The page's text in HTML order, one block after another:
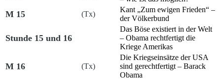
M 15 (Tx)
Kant „Zum ewigen Frieden“ –
der Völkerbund
Stunde 15 und 16
Das Böse existiert in der Welt
– Obama rechtfertigt die
Kriege Amerikas
M 16 (Tx)
Die Kriegseinsätze der USA
sind gerechtfertigt – Barack
Obama